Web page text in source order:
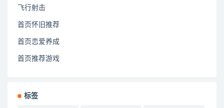
飞行射击
首页怀旧推荐
首页恋爱养成
首页推荐游戏
标签